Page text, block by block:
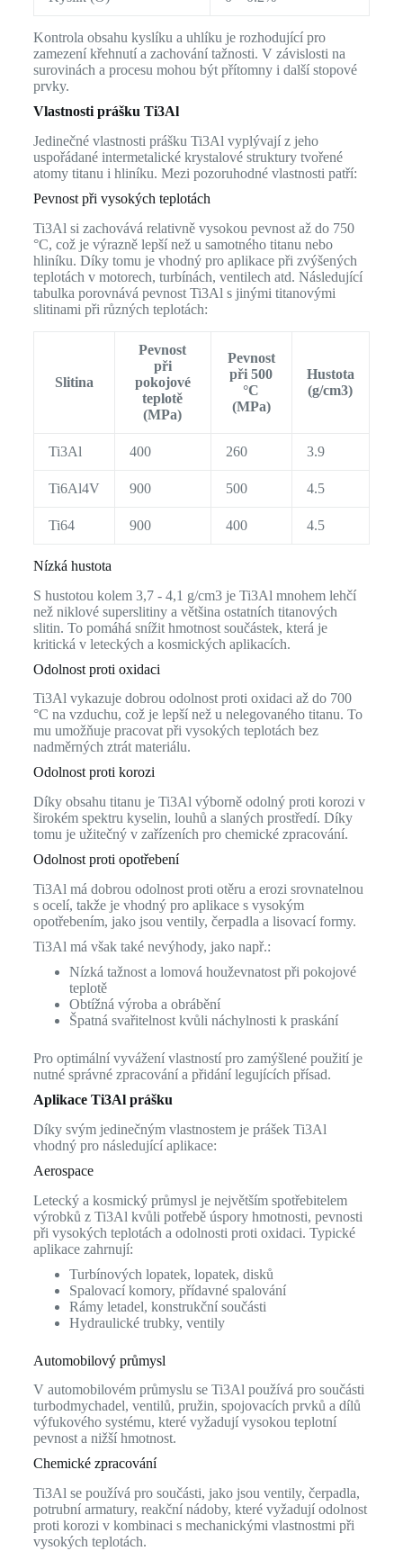
Kontrola obsahu kyslíku a uhlíku je rozhodující pro
zamezení křehnutí a zachování tažnosti. V závislosti na
surovinách a procesu mohou být přítomny i další stopové
prvky.
Vlastnosti prášku Ti3Al
Jedinečné vlastnosti prášku Ti3Al vyplývají z jeho
uspořádané intermetalické krystalové struktury tvořené
atomy titanu i hliníku. Mezi pozoruhodné vlastnosti patří:
Pevnost při vysokých teplotách
Ti3Al si zachovává relativně vysokou pevnost až do 750
°C, což je výrazně lepší než u samotného titanu nebo
hliníku. Díky tomu je vhodný pro aplikace při zvýšených
teplotách v motorech, turbínách, ventilech atd. Následující
tabulka porovnává pevnost Ti3Al s jinými titanovými
slitinami při různých teplotách:
Slitina
Pevnost
při
pokojové
teplotě
(MPa)
Pevnost
při 500
°C
(MPa)
Hustota
(g/cm3)
Ti3Al 400 260 3.9
Ti6Al4V 900 500 4.5
Ti64 900 400 4.5
Nízká hustota
S hustotou kolem 3,7 - 4,1 g/cm3 je Ti3Al mnohem lehčí
než niklové superslitiny a většina ostatních titanových
slitin. To pomáhá snížit hmotnost součástek, která je
kritická v leteckých a kosmických aplikacích.
Odolnost proti oxidaci
Ti3Al vykazuje dobrou odolnost proti oxidaci až do 700
°C na vzduchu, což je lepší než u nelegovaného titanu. To
mu umožňuje pracovat při vysokých teplotách bez
nadměrných ztrát materiálu.
Odolnost proti korozi
Díky obsahu titanu je Ti3Al výborně odolný proti korozi v
širokém spektru kyselin, louhů a slaných prostředí. Díky
tomu je užitečný v zařízeních pro chemické zpracování.
Odolnost proti opotřebení
Ti3Al má dobrou odolnost proti otěru a erozi srovnatelnou
s ocelí, takže je vhodný pro aplikace s vysokým
opotřebením, jako jsou ventily, čerpadla a lisovací formy.
Ti3Al má však také nevýhody, jako např.:
Nízká tažnost a lomová houževnatost při pokojové
teplotě
Obtížná výroba a obrábění
Špatná svařitelnost kvůli náchylnosti k praskání
Pro optimální vyvážení vlastností pro zamýšlené použití je
nutné správné zpracování a přidání legujících přísad.
Aplikace Ti3Al prášku
Díky svým jedinečným vlastnostem je prášek Ti3Al
vhodný pro následující aplikace:
Aerospace
Letecký a kosmický průmysl je největším spotřebitelem
výrobků z Ti3Al kvůli potřebě úspory hmotnosti, pevnosti
při vysokých teplotách a odolnosti proti oxidaci. Typické
aplikace zahrnují:
Turbínových lopatek, lopatek, disků
Spalovací komory, přídavné spalování
Rámy letadel, konstrukční součásti
Hydraulické trubky, ventily
Automobilový průmysl
V automobilovém průmyslu se Ti3Al používá pro součásti
turbodmychadel, ventilů, pružin, spojovacích prvků a dílů
výfukového systému, které vyžadují vysokou teplotní
pevnost a nižší hmotnost.
Chemické zpracování
Ti3Al se používá pro součásti, jako jsou ventily, čerpadla,
potrubní armatury, reakční nádoby, které vyžadují odolnost
proti korozi v kombinaci s mechanickými vlastnostmi při
vysokých teplotách.